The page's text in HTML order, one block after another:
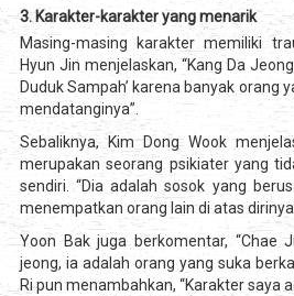
3. Karakter-karakter yang menarik
Masing-masing karakter memiliki
Hyun Jin menjelaskan, “Kang Da
Duduk Sampah’ karena banyak orang
mendatanginya”.
Sebaliknya, Kim Dong Wook
merupakan seorang psikiater yang
sendiri. “Dia adalah sosok yang
menempatkan orang lain di atas
Yoon Bak juga berkomentar, “Chae
jeong, ia adalah orang yang suka
Ri pun menambahkan, “Karakter saya